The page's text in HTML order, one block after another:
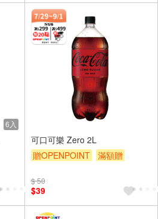
6入
可口可樂 Zero 2L
贈OPENPOINT
滿額贈
$ 50
$39